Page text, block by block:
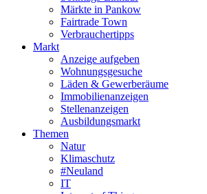
Märkte in Pankow
Fairtrade Town
Verbrauchertipps
Markt
Anzeige aufgeben
Wohnungsgesuche
Läden & Gewerberäume
Immobilienanzeigen
Stellenanzeigen
Ausbildungsmarkt
Themen
Natur
Klimaschutz
#Neuland
IT